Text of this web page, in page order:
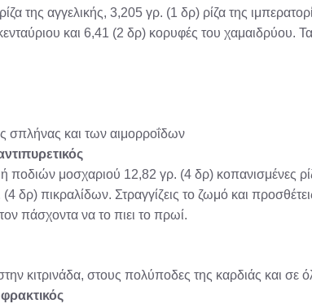
της αγγελικής, 3,205 γρ. (1 δρ) ρίζα της
και 6,41 (2 δρ) κορυφές του χαμαιδρύου. Τα
σπλήνας και των αιμορροΐδων
ποδιών μοσχαριού 12,82 γρ. (4 δρ) κοπανισμένες
δρ) πικραλίδων. Στραγγίζεις το ζωμό και
πάσχοντα να το πιει το πρωί.
κιτρινάδα, στους πολύποδες της καρδιάς και σε